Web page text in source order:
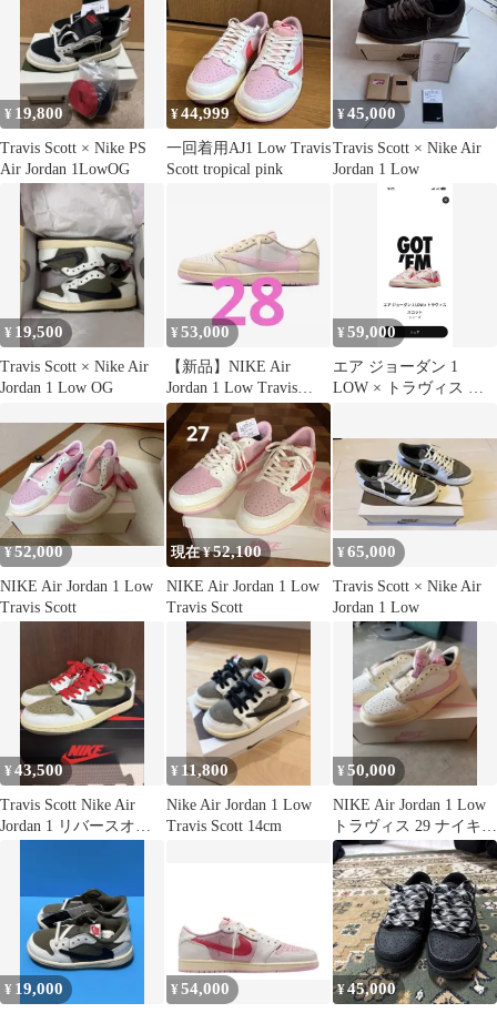
¥ 19,800
Travis Scott × Nike PS
Air Jordan 1LowOG
¥44,999
一回着用AJ1 Low Travis
Scott tropical pink
¥45,000
Travis Scott × Nike Air
Jordan 1 Low
¥ 19,500
Travis Scott × Nike Air
Jordan 1 Low OG
¥53,000
【新品】NIKE Air
Jordan 1 Low Travis
Scott
¥59,000
エア ジョーダン 1
LOW × トラヴィス ス
¥52,000
NIKE Air Jordan 1 Low
Travis Scott
現在 ¥52,100
NIKE Air Jordan 1 Low
Travis Scott
¥65,000
Travis Scott × Nike Air
Jordan 1 Low
¥43,500
Travis Scott Nike Air
Jordan 1 リバースオリ
¥ 11,800
Nike Air Jordan 1 Low
Travis Scott 14cm
¥50,000
NIKE Air Jordan 1 Low
トラヴィス 29 ナイキ
ピンク
¥ 19,000 ¥54,000 ¥45,000